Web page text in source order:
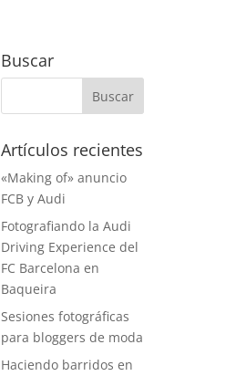
Buscar
Artículos recientes
«Making of» anuncio
FCB y Audi
Fotografiando la Audi
Driving Experience del
FC Barcelona en
Baqueira
Sesiones fotográficas
para bloggers de moda
Haciendo barridos en